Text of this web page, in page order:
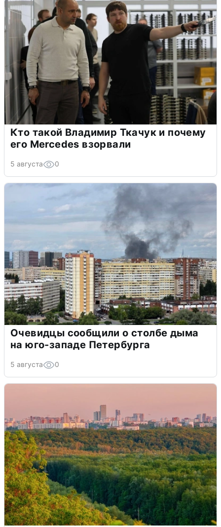
Кто такой Владимир Ткачук и почему
его Mercedes взорвали
5 августа 0
Очевидцы сообщили о столбе дыма
на юго-западе Петербурга
5 августа 0